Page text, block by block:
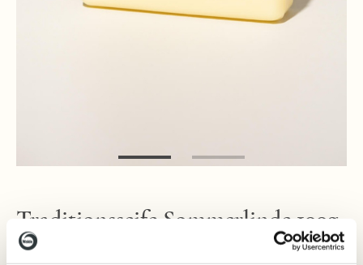
Traditionsseife Sommerlinde 100g